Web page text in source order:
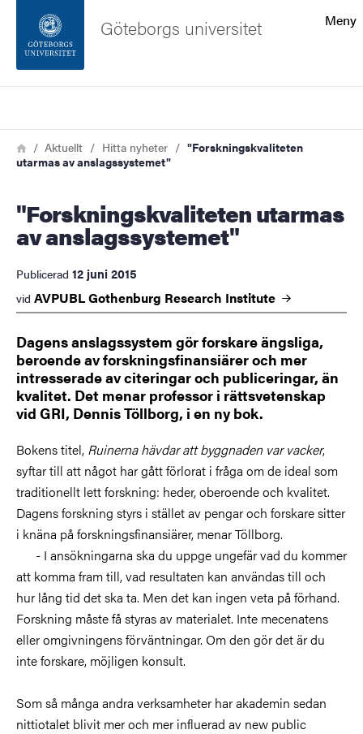
Sidfoten
Om webbplatsen
Meny
Göteborgs universitet
Länkstig
HemAktuellt Hitta nyheter
"Forskningskvaliteten
utarmas av anslagssystemet"
"Forskningskvaliteten utarmas
av anslagssystemet"
Publicerad 12 juni 2015
vid AVPUBL Gothenburg Research Institute
Dagens anslagssystem gör forskare ängsliga,
beroende av forskningsfinansiärer och mer
intresserade av citeringar och publiceringar, än
kvalitet. Det menar professor i rättsvetenskap
vid GRI, Dennis Töllborg, i en ny bok.
Bokens titel, Ruinerna hävdar att byggnaden var vacker,
syftar till att något har gått förlorat i fråga om de ideal som
traditionellt lett forskning: heder, oberoende och kvalitet.
Dagens forskning styrs i stället av pengar och forskare sitter
i knäna på forskningsfinansiärer, menar Töllborg.
- I ansökningarna ska du uppge ungefär vad du kommer
att komma fram till, vad resultaten kan användas till och
hur lång tid det ska ta. Men det kan ingen veta på förhand.
Forskning måste få styras av materialet. Inte mecenatens
eller omgivningens förväntningar. Om den gör det är du
inte forskare, möjligen konsult.
Som så många andra verksamheter har akademin sedan
nittiotalet blivit mer och mer influerad av new public